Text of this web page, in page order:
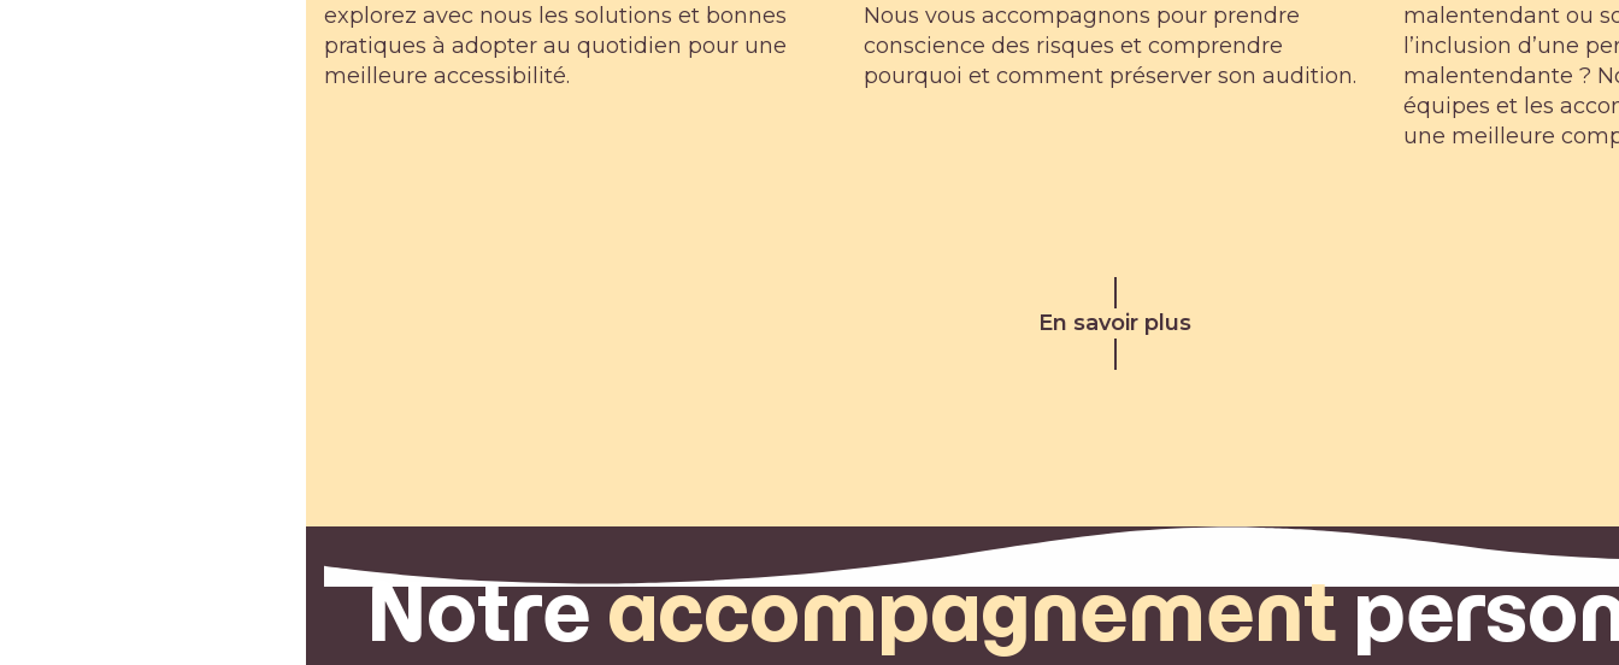
explorez avec nous les solutions et bonnes
pratiques à adopter au quotidien pour une
meilleure accessibilité.
Nous vous accompagnons pour prendre
conscience des risques et comprendre
pourquoi et comment préserver son audition.
malentendant ou
l’inclusion d’une
malentendante ?
équipes et les
une meilleure
En savoir plus
Notreaccompagnement